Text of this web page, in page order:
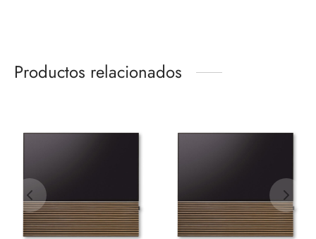
Productos relacionados